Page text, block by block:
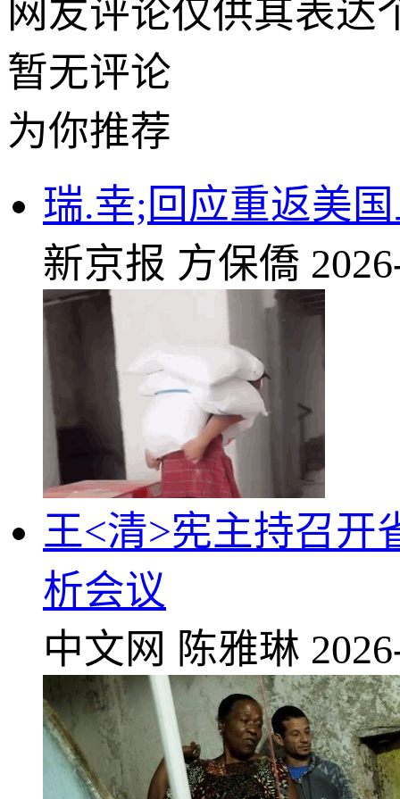
网友评论仅供其表达
暂无评论
为你推荐
瑞.幸;回应重返美
新京报 方保僑
王<清>宪主持召开
析会议
中文网 陈雅琳